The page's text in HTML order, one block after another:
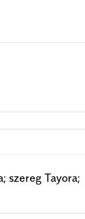
szereg Tayora;